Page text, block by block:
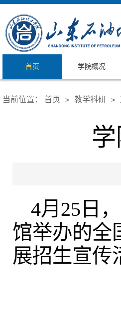
首页 学院概况
当前位置： 首页 > 教学科研 >
4月25日
馆举办的全
展招生宣传